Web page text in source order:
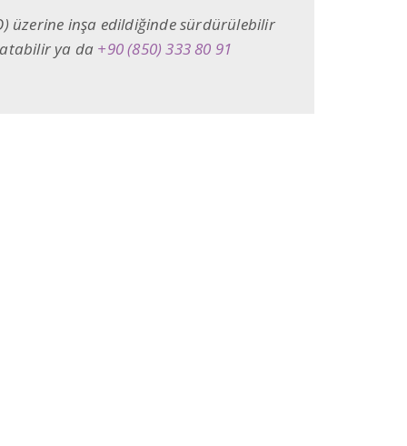
üzerine inşa edildiğinde sürdürülebilir
ya da +90 (850) 333 80 91